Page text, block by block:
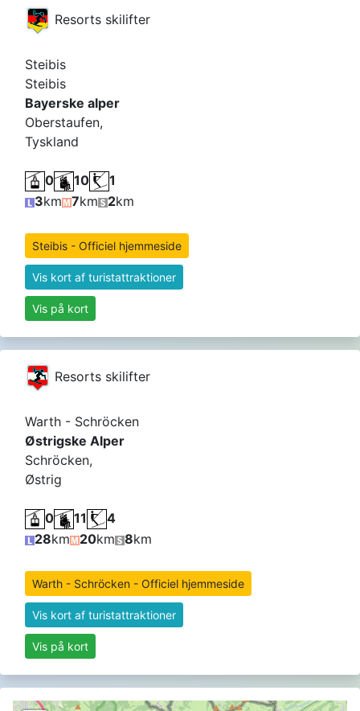
Resorts skilifter
Steibis
Steibis
Bayerske alper
Oberstaufen,
Tyskland
0 10
1
3km 7km 2km
Steibis - Officiel hjemmeside
Vis kort af turistattraktioner
Vis på kort
Resorts skilifter
Warth - Schröcken
Østrigske Alper
Schröcken,
Østrig
0 11
4
28km 20km 8km
Warth - Schröcken - Officiel hjemmeside
Vis kort af turistattraktioner
Vis på kort